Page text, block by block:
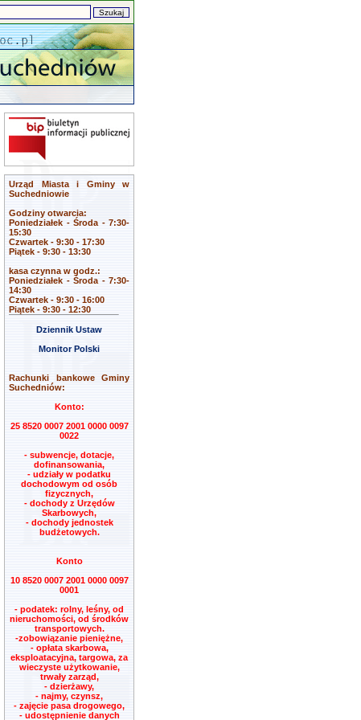
Urząd Miasta i Gminy w
Suchedniowie
Godziny otwarcia:
Poniedziałek - Środa - 7:30-
15:30
Czwartek - 9:30 - 17:30
Piątek - 9:30 - 13:30
kasa czynna w godz.:
Poniedziałek - Środa - 7:30-
14:30
Czwartek - 9:30 - 16:00
Piątek - 9:30 - 12:30
Dziennik Ustaw
Monitor Polski
Rachunki bankowe Gminy
Suchedniów:
Konto:
25 8520 0007 2001 0000 0097
0022
- subwencje, dotacje,
dofinansowania,
- udziały w podatku
dochodowym od osób
fizycznych,
- dochody z Urzędów
Skarbowych,
- dochody jednostek
budżetowych.
Konto
10 8520 0007 2001 0000 0097
0001
- podatek: rolny, leśny, od
nieruchomości, od środków
transportowych.
-zobowiązanie pieniężne,
- opłata skarbowa,
eksploatacyjna, targowa, za
wieczyste użytkowanie,
trwały zarząd,
- dzierżawy,
- najmy, czynsz,
- zajęcie pasa drogowego,
- udostępnienie danych